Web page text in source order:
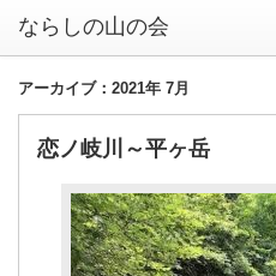
アーカイブ：2021年 7月
恋ノ岐川～平ヶ岳